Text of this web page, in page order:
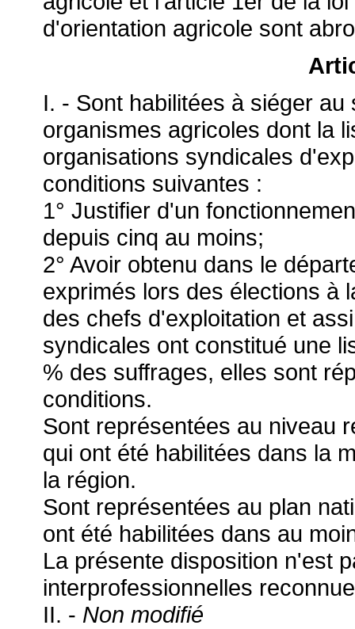
d'orientation agricole sont
I. - Sont habilitées à siéger
organismes agricoles dont la
organisations syndicales
conditions suivantes :
1° Justifier d'un
depuis cinq au moins;
2° Avoir obtenu dans le
exprimés lors des élections à
des chefs d'exploitation et
syndicales ont constitué une
% des suffrages, elles sont
conditions.
Sont représentées au niveau
qui ont été habilitées dans la
la région.
Sont représentées au plan
ont été habilitées dans au
La présente disposition n'est
interprofessionnelles
II. - Non modifié